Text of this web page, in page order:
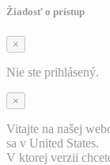
Žiadosť o prístup
×
Nie ste prihlásený.
×
Vitajte na našej
sa v United States.
V ktorej verzii